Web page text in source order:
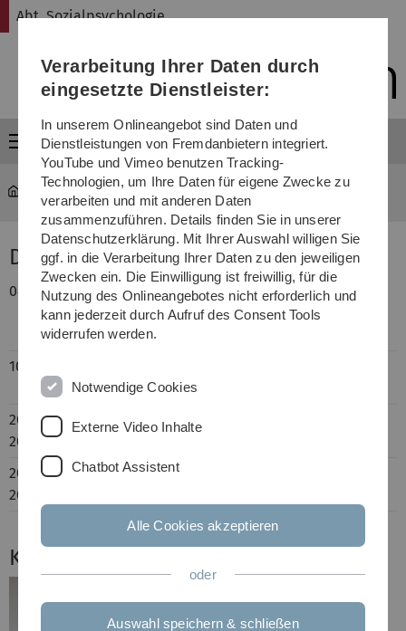
Direkt
Direkt
Direkt
(Sprache,
Drucken,
Media)
Direkt
Direkt
Abt. Sozialpsychologie
Menü
Abt. Sozialpsychologie Dominik Stöckle
Dominik Stöckle
04/2023-
Scholarship awarded by the The State
Graduate Support Act for highly qualified
early career researchers
10/2022-
University
2020-
2022
M.Sc. Psychology, Ulm University
2017-
2020
B.Sc. Psychology, Ulm University
Kontakt
Verarbeitung Ihrer Daten durch
eingesetzte Dienstleister:
In unserem Onlineangebot sind Daten und
Dienstleistungen von Fremdanbietern integriert.
YouTube und Vimeo benutzen Tracking-
Technologien, um Ihre Daten für eigene Zwecke zu
verarbeiten und mit anderen Daten
zusammenzuführen. Details finden Sie in unserer
Datenschutzerklärung. Mit Ihrer Auswahl willigen Sie
ggf. in die Verarbeitung Ihrer Daten zu den jeweiligen
Zwecken ein. Die Einwilligung ist freiwillig, für die
Nutzung des Onlineangebotes nicht erforderlich und
kann jederzeit durch Aufruf des Consent Tools
widerrufen werden.
Notwendige Cookies
Externe Video Inhalte
Chatbot Assistent
Alle Cookies akzeptieren
oder
Auswahl speichern & schließen